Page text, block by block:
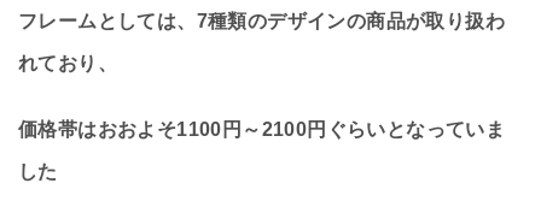
フレームとしては、7種類のデザインの商品が取り扱わ
れており、
価格帯はおおよそ1100円～2100円ぐらいとなっていま
した